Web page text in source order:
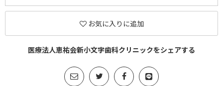
お気に入りに追加
医療法人恵祐会新小文字歯科クリニックをシェアする